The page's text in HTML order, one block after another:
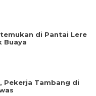
di Pantai Lere
Buaya
Pekerja Tambang di